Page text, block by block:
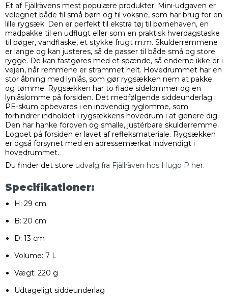
Et af Fjällrävens mest populære produkter. Mini-udgaven er
velegnet både til små børn og til voksne, som har brug for en
lille rygsæk. Den er perfekt til ekstra tøj til børnehaven, en
madpakke til en udflugt eller som en praktisk hverdagstaske
til bøger, vandflaske, et stykke frugt m.m. Skulderremmene
er lange og kan justeres, så de passer til både små og store
rygge. De kan fastgøres med et spænde, så enderne ikke er i
vejen, når remmene er strammet helt. Hovedrummet har en
stor åbning med lynlås, som gør rygsækken nem at pakke
og tømme. Rygsækken har to flade sidelommer og en
lynlåslomme på forsiden. Det medfølgende siddeunderlag i
PE-skum opbevares i en indvendig ryglomme, som
forhindrer indholdet i rygsækkens hovedrum i at genere dig.
Den har hanke foroven og smalle, justérbare skulderremme.
Logoet på forsiden er lavet af refleksmateriale. Rygsækken
er også forsynet med en adressemærkat indvendigt i
hovedrummet.
Du finder det store udvalg fra Fjällräven hos Hugo P her.
Specifikationer:
H: 29 cm
B: 20 cm
D: 13 cm
Volume: 7 L
Vægt: 220 g
Udtageligt siddeunderlag